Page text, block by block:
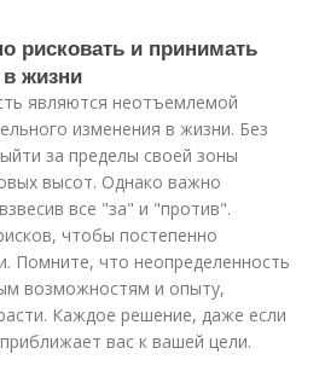
рисковать и принимать
жизни
являются неотъемлемой
изменения в жизни. Без
за пределы своей зоны
высот. Однако важно
все "за" и "против".
чтобы постепенно
Помните, что неопределенность
возможностям и опыту,
Каждое решение, даже если
вас к вашей цели.